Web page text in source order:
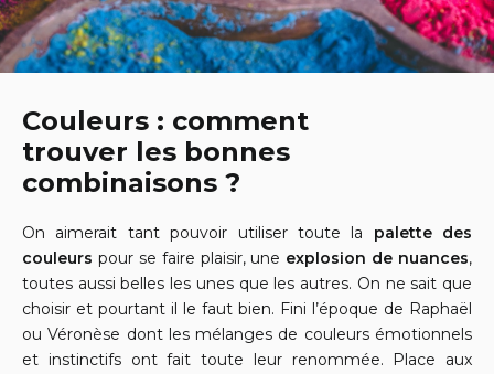
Couleurs : comment
trouver les bonnes
combinaisons ?
On aimerait tant pouvoir utiliser toute la palette des
couleurs pour se faire plaisir, une explosion de nuances,
toutes aussi belles les unes que les autres. On ne sait que
choisir et pourtant il le faut bien. Fini l’époque de Raphaël
ou Véronèse dont les mélanges de couleurs émotionnels
et instinctifs ont fait toute leur renommée. Place aux